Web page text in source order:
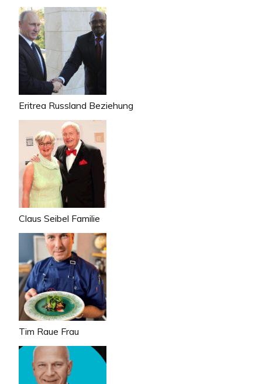
Eritrea Russland Beziehung
Claus Seibel Familie
Tim Raue Frau